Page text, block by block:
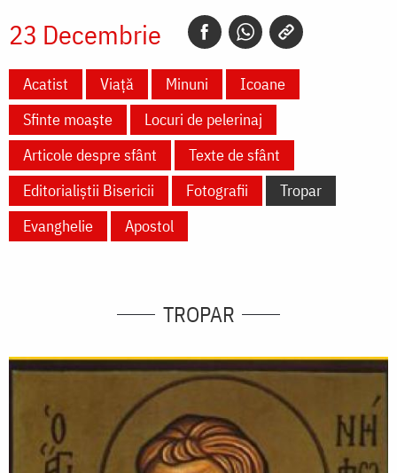
23 Decembrie
Acatist Viață Minuni
Icoane
Sfinte moaște
Locuri de pelerinaj
Articole despre sfânt
Texte de sfânt
Editorialiștii Bisericii
Fotografii
Tropar
Evanghelie
Apostol
TROPAR